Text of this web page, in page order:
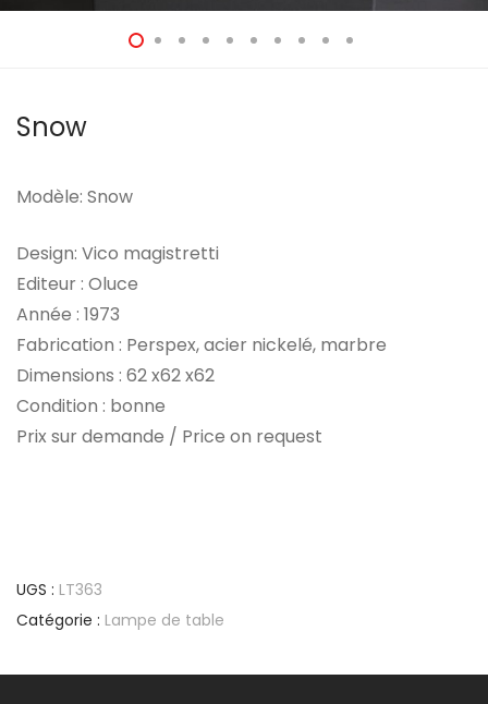
Snow
Modèle: Snow
Design: Vico magistretti
Editeur : Oluce
Année : 1973
Fabrication : Perspex, acier nickelé, marbre
Dimensions : 62 x62 x62
Condition : bonne
Prix sur demande / Price on request
UGS : LT363
Catégorie : Lampe de table